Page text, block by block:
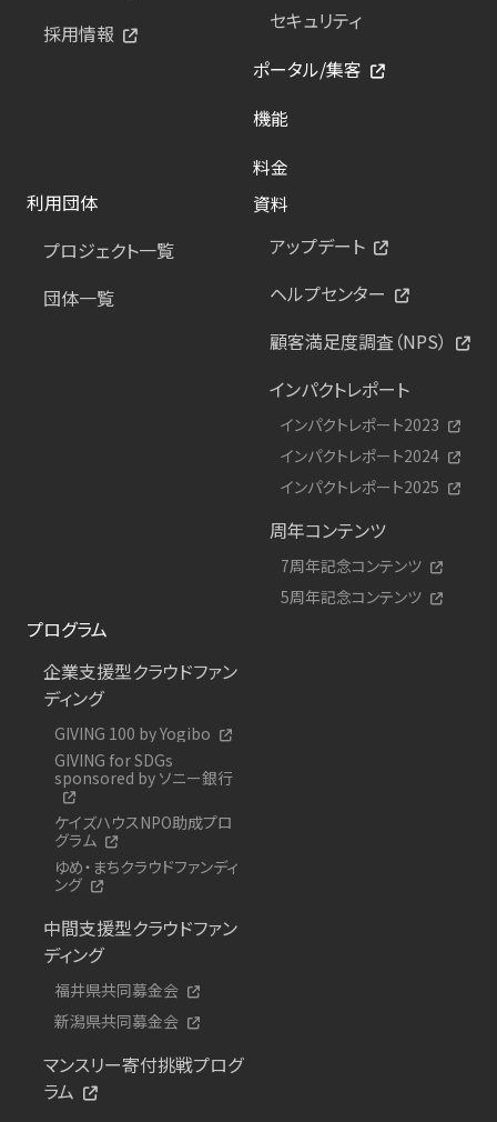
採用情報
セキュリティ
ポータル/集客
機能
料金
利用団体
プロジェクト一覧
団体一覧
資料
アップデート
ヘルプセンター
顧客満足度調査（NPS）
インパクトレポート
インパクトレポート2023
インパクトレポート2024
インパクトレポート2025
周年コンテンツ
7周年記念コンテンツ
5周年記念コンテンツ
プログラム
企業支援型クラウドファン
ディング
GIVING 100 by Yogibo
GIVING for SDGs
sponsored by ソニー銀行
ケイズハウスNPO助成プロ
グラム
ゆめ・まちクラウドファンディ
ング
中間支援型クラウドファン
ディング
福井県共同募金会
新潟県共同募金会
マンスリー寄付挑戦プログ
ラム